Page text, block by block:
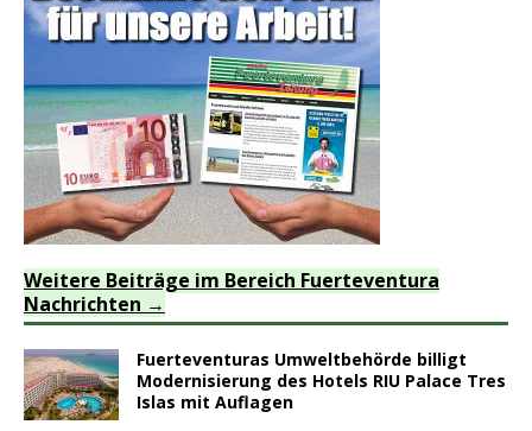
Weitere Beiträge im Bereich Fuerteventura
Nachrichten
Fuerteventuras Umweltbehörde billigt
Modernisierung des Hotels RIU Palace Tres
Islas mit Auflagen